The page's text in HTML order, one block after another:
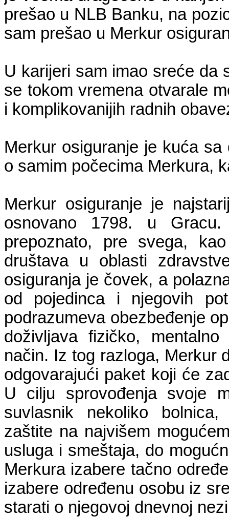
prešao u NLB Banku, na
sam prešao u Merkur
U karijeri sam imao sreće da
se tokom vremena otvarale
i komplikovanijih radnih
Merkur osiguranje je kuća
o samim počecima Merkura,
Merkur osiguranje je
osnovano 1798. u
prepoznato, pre svega,
društava u oblasti
osiguranja je čovek, a
od pojedinca i njegovih
podrazumeva obezbeđenje
doživljava fizičko,
način. Iz tog razloga, Merkur
odgovarajući paket koji će
U cilju sprovođenja svoje
suvlasnik nekoliko
zaštite na najvišem
usluga i smeštaja, do
Merkura izabere tačno
izabere određenu osobu iz
starati o njegovoj dnevnoj